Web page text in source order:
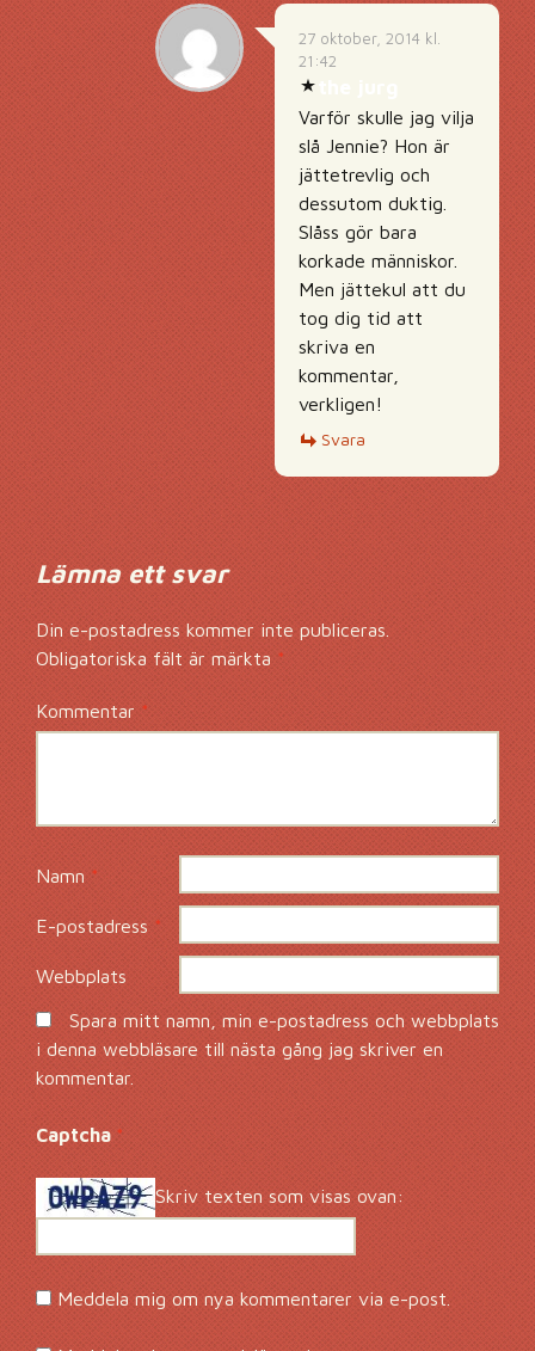
27 oktober, 2014 kl.
21:42
Varför skulle jag vilja
slå Jennie? Hon är
jättetrevlig och
dessutom duktig.
Slåss gör bara
korkade människor.
Men jättekul att du
tog dig tid att
skriva en
kommentar,
verkligen!
Svara
Lämna ett svar
Din e-postadress kommer inte publiceras.
Obligatoriska fält är märkta *
Kommentar*
Namn*
E-postadress *
Webbplats
Spara mitt namn, min e-postadress och webbplats
i denna webbläsare till nästa gång jag skriver en
kommentar.
Captcha *
Skriv texten som visas ovan:
Meddela mig om nya kommentarer via e-post.